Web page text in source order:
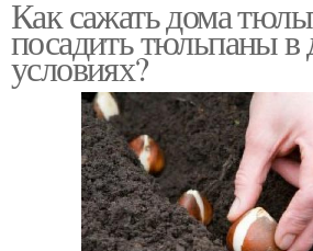
Как сажать дома
посадить тюльпаны
условиях?